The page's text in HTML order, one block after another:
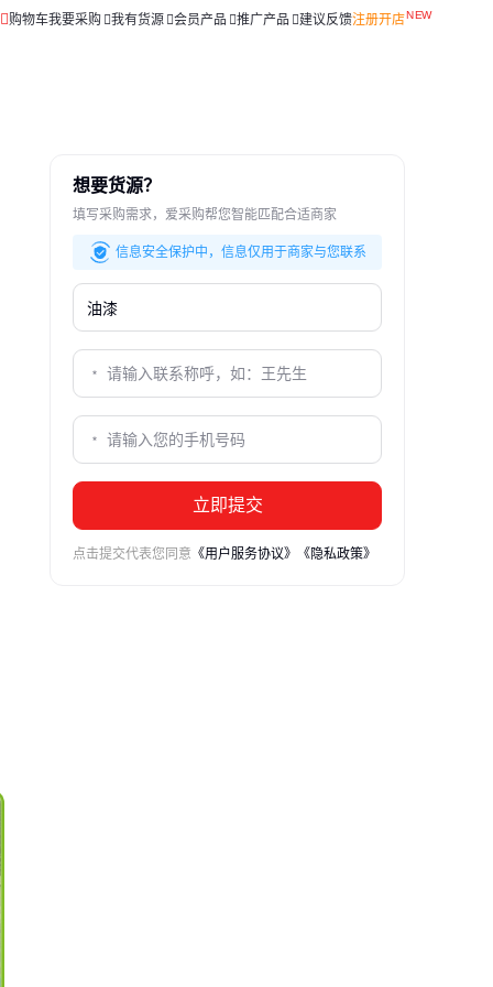
购物车我要采购 我有货源 会员产品 推广产品 建议反馈注册开店
想要货源？
填写采购需求，爱采购帮您智能匹配合适商家
信息安全保护中，信息仅用于商家与您联系
立即提交
点击提交代表您同意 《用户服务协议》 《隐私政策》